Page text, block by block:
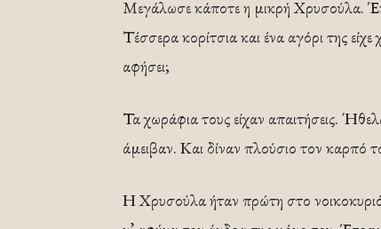
Μεγάλωσε κάποτε η μικρή Χρυσούλα.
Τέσσερα κορίτσια και ένα αγόρι της
αφήσει;
Τα χωράφια τους είχαν απαιτήσεις.
άμειβαν. Και δίναν πλούσιο τον καρπό
Η Χρυσούλα ήταν πρώτη στο